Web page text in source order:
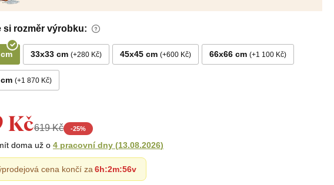
si rozměr výrobku:
33x33 cm +280 Kč 45x45 cm +600 Kč 66x66 cm +1 100 Kč
+1 870 Kč
Kč619 Kč -25%
doma už o 4 pracovní dny (13.08.2026)
cena končí za 6h:2m:54v